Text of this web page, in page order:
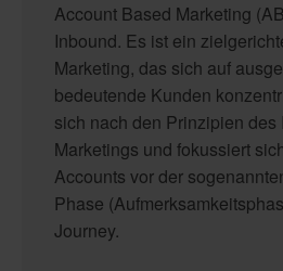
Account Based Marketing
Inbound. Es ist ein
Marketing, das sich auf
bedeutende Kunden
sich nach den Prinzipien des
Marketings und fokussiert
Accounts vor der
Phase
Journey.